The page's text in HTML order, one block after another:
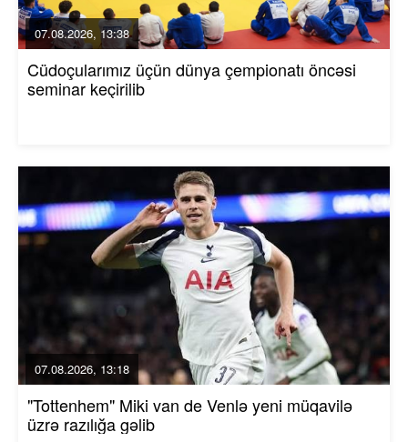
07.08.2026, 13:38
Cüdoçularımız üçün dünya çempionatı öncəsi
seminar keçirilib
07.08.2026, 13:18
"Tottenhem" Miki van de Venlə yeni müqavilə
üzrə razılığa gəlib